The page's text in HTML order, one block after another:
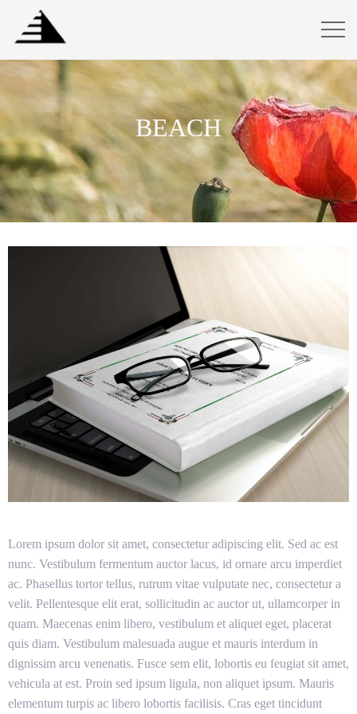
BEACH
Lorem ipsum dolor sit amet, consectetur adipiscing elit. Sed ac est
nunc. Vestibulum fermentum auctor lacus, id ornare arcu imperdiet
ac. Phasellus tortor tellus, rutrum vitae vulputate nec, consectetur a
velit. Pellentesque elit erat, sollicitudin ac auctor ut, ullamcorper in
quam. Maecenas enim libero, vestibulum et aliquet eget, placerat
quis diam. Vestibulum malesuada augue et mauris interdum in
dignissim arcu venenatis. Fusce sem elit, lobortis eu feugiat sit amet,
vehicula at est. Proin sed ipsum ligula, non aliquet ipsum. Mauris
elementum turpis ac libero lobortis facilisis. Cras eget tincidunt